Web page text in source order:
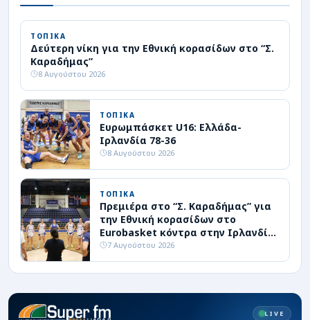
ΤΟΠΙΚΑ
Δεύτερη νίκη για την Εθνική κορασίδων στο “Σ.
Καραδήμας”
8 Αυγούστου 2026
ΤΟΠΙΚΑ
Ευρωμπάσκετ U16: Ελλάδα-
Ιρλανδία 78-36
8 Αυγούστου 2026
ΤΟΠΙΚΑ
Πρεμιέρα στο “Σ. Καραδήμας” για
την Εθνική κορασίδων στο
Eurobasket κόντρα στην Ιρλανδία
(livestreaming)
7 Αυγούστου 2026
LIVE